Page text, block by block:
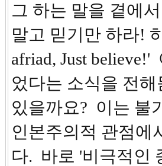
그 하는 말을 곁에
말고 믿기만 하라!
afriad, Just
었다는 소식을 전
있을까요? 이는 불
인본주의적 관점에
다. 바로 '비극적인